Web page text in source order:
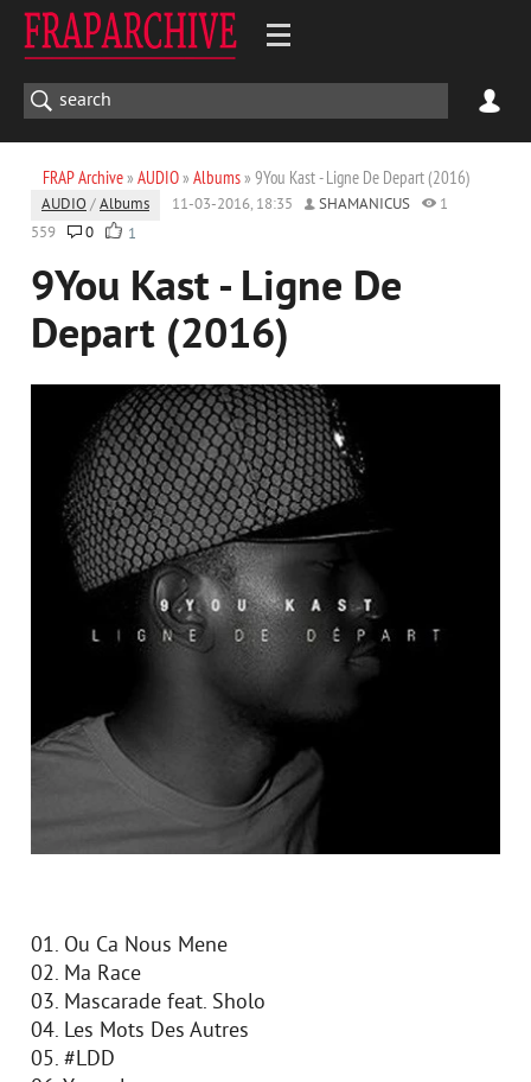
FRAP Archive» AUDIO» Albums» 9You Kast - Ligne De Depart (2016)
AUDIO /Albums 11-03-2016, 18:35 SHAMANICUS
1
559
0 1
9You Kast - Ligne De
Depart (2016)
01. Ou Ca Nous Mene
02. Ma Race
03. Mascarade feat. Sholo
04. Les Mots Des Autres
05. #LDD